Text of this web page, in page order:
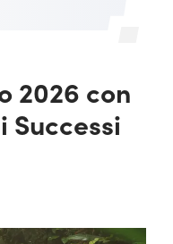
2026 con
Successi